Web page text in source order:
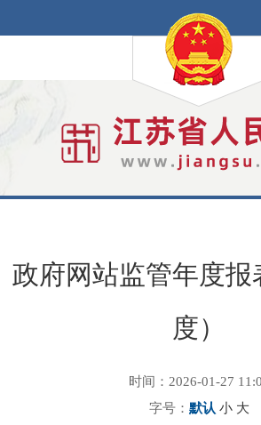
政府网站监管年度报
度）
时间：2026-01-27
字号： 默认 小 大